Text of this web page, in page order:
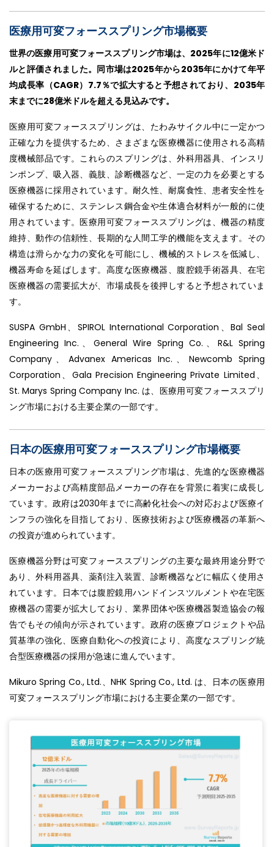
医療用可変フォーススプリング市場概要
世界の医療用可変フォーススプリング市場は、2025年に12億米ド
ルと評価されました。同市場は2025年から2035年にかけて年平
均成長率（CAGR）7.7％で拡大すると予想されており、2035年
末までに28億米ドルを超える見込みです。
医療用可変フォーススプリングは、たわみサイクル中に一定かつ
正確な力を提供するため、さまざまな医療機器に使用される高精
度機械部品です。これらのスプリングは、外科用器具、インスリ
ンポンプ、吸入器、義肢、診断機器など、一定の力を必要とする
医療機器に採用されています。耐久性、耐腐食性、患者安全性を
確保するために、ステンレス鋼合金や生体適合材料が一般的に使
用されています。医療用可変フォーススプリングは、機器の精度
維持、動作の信頼性、長期的な人間工学的機能を支えます。その
構造は滑らかな力の変化を可能にし、機械的ストレスを低減し、
機器寿命を延ばします。高度な医療機器、腹腔鏡手術器具、在宅
医療機器の需要拡大が、市場成長を後押しすると予想されていま
す。
SUSPA GmbH、SPIROL International Corporation、Bal Seal
Engineering Inc.、General Wire Spring Co.、R&L Spring
Company、Advanex Americas Inc.、Newcomb Spring
Corporation、Gala Precision Engineering Private Limited、
St. Marys Spring Company Inc. は、医療用可変フォーススプリ
ング市場における主要企業の一部です。
日本の医療用可変フォーススプリング市場概要
日本の医療用可変フォーススプリング市場は、先進的な医療機器
メーカーおよび高精度部品メーカーの存在を背景に着実に成長し
ています。政府は2030年までに高齢化社会への対応および医療イ
ンフラの強化を目指しており、医療技術および医療機器の革新へ
の投資が進められています。
医療機器分野は可変フォーススプリングの主要な最終用途分野で
あり、外科用器具、薬剤注入装置、診断機器などに幅広く使用さ
れています。日本では腹腔鏡用ハンドインスツルメントや在宅医
療機器の需要が拡大しており、業界団体や医療機器製造協会の報
告でもその傾向が示されています。政府の医療プロジェクトや品
質基準の強化、医療自動化への投資により、高度なスプリング統
合型医療機器の採用が急速に進んでいます。
Mikuro Spring Co., Ltd.、NHK Spring Co., Ltd. は、日本の医療用
可変フォーススプリング市場における主要企業の一部です。